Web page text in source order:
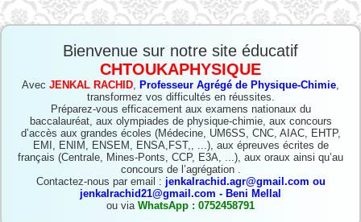
Bienvenue sur notre site éducatif
CHTOUKAPHYSIQUE
Avec JENKAL RACHID, Professeur Agrégé de Physique-Chimie,
transformez vos difficultés en réussites.
Préparez-vous efficacement aux examens nationaux du
baccalauréat, aux olympiades de physique-chimie, aux concours
d’accès aux grandes écoles (Médecine, UM6SS, CNC, AIAC, EHTP,
EMI, ENIM, ENSEM, ENSA,FST,, ...), aux épreuves écrites de
français (Centrale, Mines-Ponts, CCP, E3A, ...), aux oraux ainsi qu’au
concours de l’agrégation .
Contactez-nous par email : jenkalrachid.agr@gmail.com ou
jenkalrachid21@gmail.com - Beni Mellal
ou via WhatsApp : 0752458791